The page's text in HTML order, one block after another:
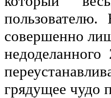
совершенно
грядущее чудо